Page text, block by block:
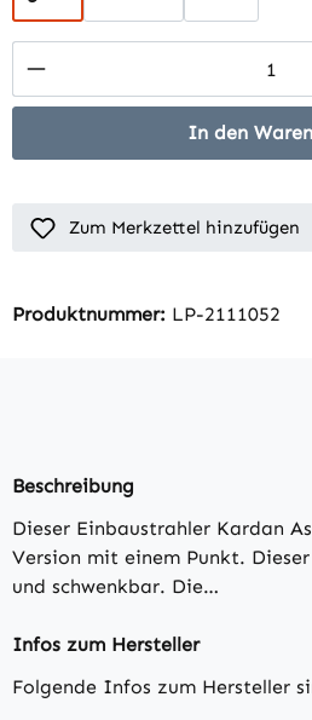
Produkt Anzahl: Gib
In den
Zum Merkzettel hinzufügen
Produktnummer: LP-2111052
Beschreibung
Dieser Einbaustrahler Kardan
Version mit einem Punkt.
und schwenkbar. Die…
Infos zum Hersteller
Folgende Infos zum Hersteller